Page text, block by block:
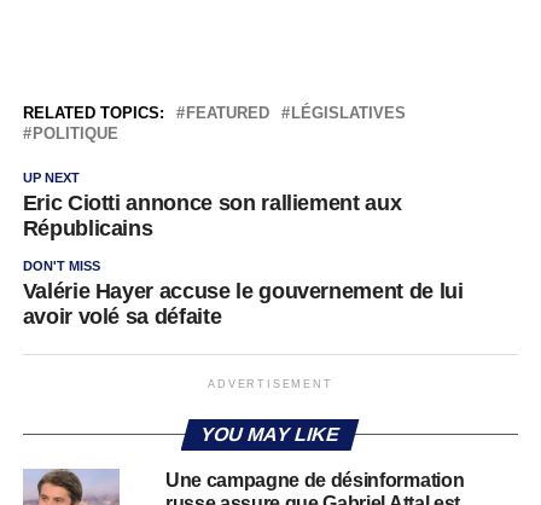
RELATED TOPICS: FEATURED
LÉGISLATIVES
POLITIQUE
UP NEXT
Eric Ciotti annonce son ralliement aux
Républicains
DON'T MISS
Valérie Hayer accuse le gouvernement de lui
avoir volé sa défaite
ADVERTISEMENT
YOU MAY LIKE
Une campagne de désinformation